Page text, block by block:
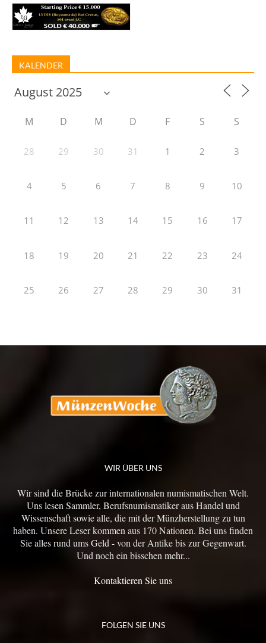
KALENDER
M D M D F S S
28 29 30 31 1 2 3
4 5 6 7 8 9 10
11 12 13 14 15 16 17
18 19 20 21 22 23 24
25 26 27 28 29 30 31
WIR ÜBER UNS
Wir sind die Brücke zur internationalen numismatischen Welt.
Uns lesen Sammler, Berufsnumismatiker aus Handel und
Wissenschaft sowie alle, die mit der Münzherstellung zu tun
haben. Unsere Leser kommen aus 170 Nationen. Bei uns finden
Sie alles rund ums Geld - von der Antike bis zur Gegenwart.
Und noch ein bisschen mehr...
Kontaktieren Sie uns
FOLGEN SIE UNS